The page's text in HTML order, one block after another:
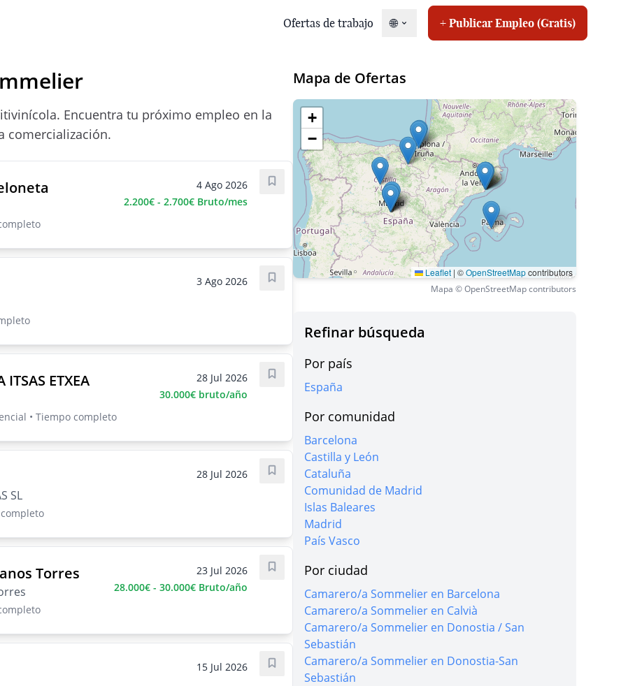
Ofertas de trabajo 🌐 + Publicar Empleo (Gratis)
Encuentra tu próximo empleo en la
comercialización.
4 Ago 2026
2.200€ - 2.700€ Bruto/mes
Guardar oferta
3 Ago 2026 Guardar oferta
ETXEA
• Tiempo completo
28 Jul 2026
30.000€ bruto/año
Guardar oferta
SL
completo
28 Jul 2026 Guardar oferta
Torres
23 Jul 2026
28.000€ - 30.000€ Bruto/año
Guardar oferta
15 Jul 2026 Guardar oferta
Mapa de Ofertas
+
−
Leaflet | ©OpenStreetMapcontributors
Mapa © OpenStreetMap contributors
Refinar búsqueda
Por país
España
Por comunidad
Barcelona
Castilla y León
Cataluña
Comunidad de Madrid
Islas Baleares
Madrid
País Vasco
Por ciudad
Camarero/a Sommelier en Barcelona
Camarero/a Sommelier en Calvià
Camarero/a Sommelier en Donostia / San
Sebastián
Camarero/a Sommelier en Donostia-San
Sebastián